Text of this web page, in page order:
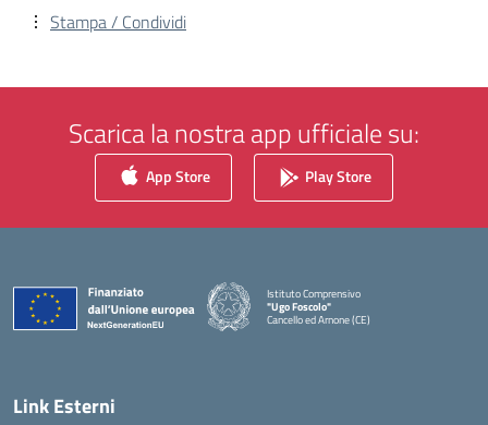
Stampa / Condividi
Scarica la nostra app ufficiale su:
App Store Play Store
Istituto Comprensivo
"Ugo Foscolo"
Cancello ed Arnone (CE)
Link Esterni